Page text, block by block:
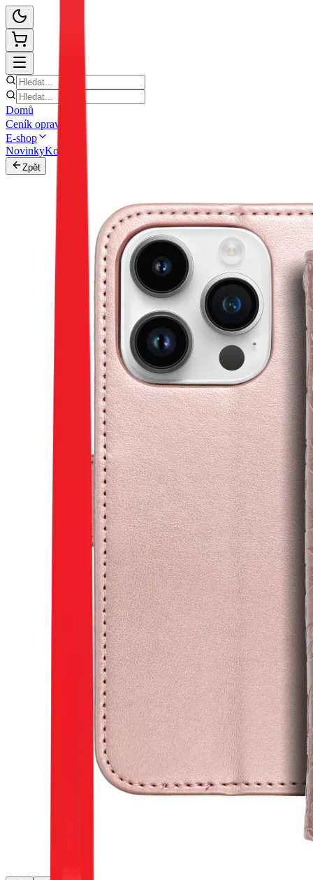
Domů
Ceník oprav
E-shop
NovinkyKontakt
Zpět